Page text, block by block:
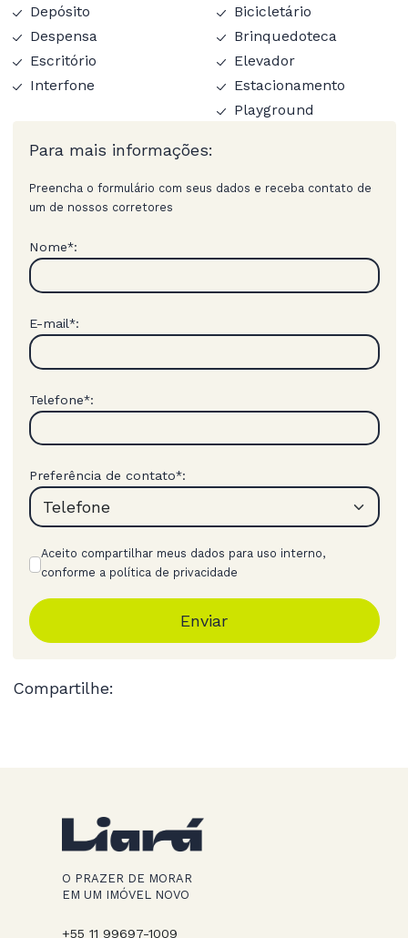
Depósito
Despensa
Escritório
Interfone
Bicicletário
Brinquedoteca
Elevador
Estacionamento
Playground
Para mais informações:
Preencha o formulário com seus dados e receba contato de
um de nossos corretores
Nome*:
E-mail*:
Telefone*:
Preferência de contato*:
Aceito compartilhar meus dados para uso interno,
conforme a política de privacidade
Enviar
Compartilhe:
O PRAZER DE MORAR
EM UM IMÓVEL NOVO
+55 11 99697-1009